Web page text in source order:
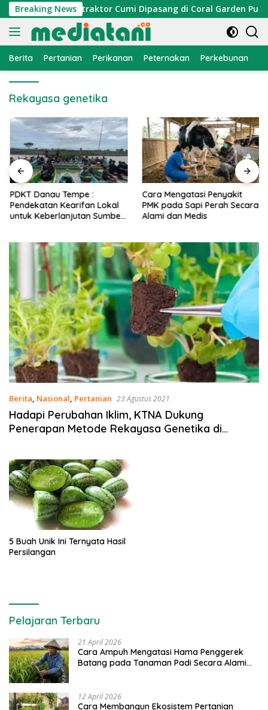
Langsung
ke
konten
Breaking News
Nelayan, Atraktor Cumi Dipasang di Coral Garden Pulau
Berita Pertanian Perikanan Peternakan Perkebunan
Rekayasa genetika
PDKT Danau Tempe :
Pendekatan Kearifan Lokal
untuk Keberlanjutan Sumber
Cara Mengatasi Penyakit
PMK pada Sapi Perah Secara
Alami dan Medis
Berita, Nasional, Pertanian 23 Agustus 2021
Hadapi Perubahan Iklim, KTNA Dukung
Penerapan Metode Rekayasa Genetika di
5 Buah Unik Ini Ternyata Hasil
Persilangan
Pelajaran Terbaru
21 April 2026
Cara Ampuh Mengatasi Hama Penggerek
Batang pada Tanaman Padi Secara Alami
12 April 2026
Cara Membangun Ekosistem Pertanian